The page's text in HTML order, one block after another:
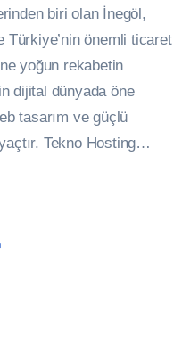
biri olan İnegöl,
önemli ticaret
yoğun rekabetin
dijital dünyada öne
tasarım ve güçlü
Tekno Hosting…